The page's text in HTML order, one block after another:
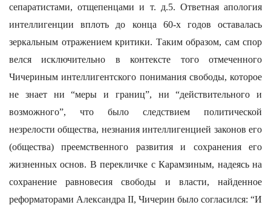
сепаратистами, отщепенцами и т. д.5. Ответная апология
интеллигенции вплоть до конца 60-х годов оставалась
зеркальным отражением критики. Таким образом, сам спор
велся исключительно в контексте того отмеченного
Чичериным интеллигентского понимания свободы, которое
не знает ни “меры и границ”, ни “действительного и
возможного”, что было следствием политической
незрелости общества, незнания интеллигенцией законов его
(общества) преемственного развития и сохранения его
жизненных основ. В перекличке с Карамзиным, надеясь на
сохранение равновесия свободы и власти, найденное
реформаторами Александра II, Чичерин было согласился: “И